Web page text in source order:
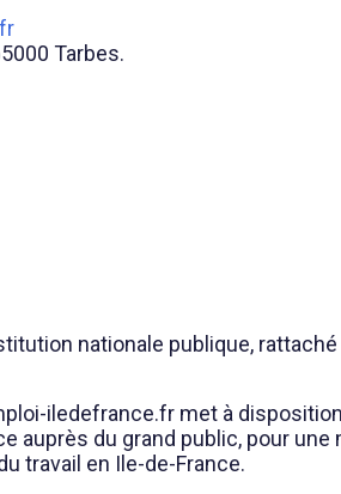
Tarbes.
nationale publique,
iledefrance.fr met à
auprès du grand public, pour
travail en Ile-de-France.